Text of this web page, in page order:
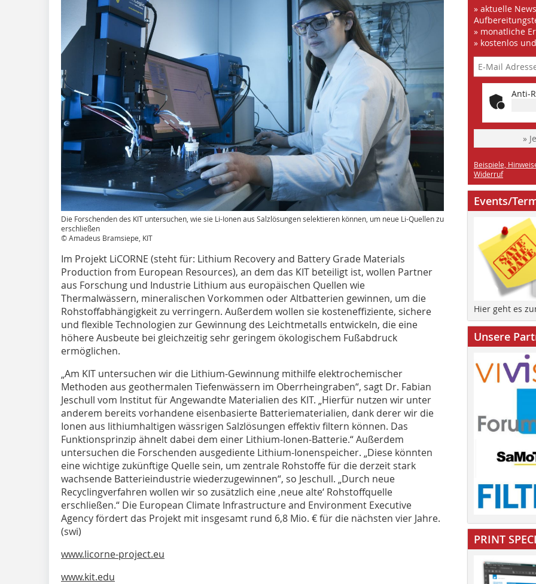
Die Forschenden des KIT untersuchen, wie sie Li-Ionen aus Salzlösungen selektieren können, um neue Li-Quellen zu
erschließen
© Amadeus Bramsiepe, KIT
Im Projekt LiCORNE (steht für: Lithium Recovery and Battery Grade Materials
Production from European Resources), an dem das KIT beteiligt ist, wollen Partner
aus Forschung und Industrie Lithium aus europäischen Quellen wie
Thermalwässern, mineralischen Vorkommen oder Altbatterien gewinnen, um die
Rohstoffabhängigkeit zu verringern. Außerdem wollen sie kosteneffiziente, sichere
und flexible Technologien zur Gewinnung des Leichtmetalls entwickeln, die eine
höhere Ausbeute bei gleichzeitig sehr geringem ökologischem Fußabdruck
ermöglichen.
„Am KIT untersuchen wir die Lithium-Gewinnung mithilfe elektrochemischer
Methoden aus geothermalen Tiefenwässern im Oberrheingraben“, sagt Dr. Fabian
Jeschull vom Institut für Angewandte Materialien des KIT. „Hierfür nutzen wir unter
anderem bereits vorhandene eisenbasierte Batteriematerialien, dank derer wir die
Ionen aus lithiumhaltigen wässrigen Salzlösungen effektiv filtern können. Das
Funktionsprinzip ähnelt dabei dem einer Lithium-Ionen-Batterie.“ Außerdem
untersuchen die Forschenden ausgediente Lithium-Ionenspeicher. „Diese könnten
eine wichtige zukünftige Quelle sein, um zentrale Rohstoffe für die derzeit stark
wachsende Batterieindustrie wiederzugewinnen“, so Jeschull. „Durch neue
Recyclingverfahren wollen wir so zusätzlich eine ‚neue alte‘ Rohstoffquelle
erschließen.“ Die European Climate Infrastructure and Environment Executive
Agency fördert das Projekt mit insgesamt rund 6,8 Mio. € für die nächsten vier Jahre.
(swi)
www.licorne-project.eu
www.kit.edu
» aktuelle
» monatliche
» kostenlos
Anti-
»
Beispiele,
Widerruf
Events/
Hier geht es
Unsere
PRINT